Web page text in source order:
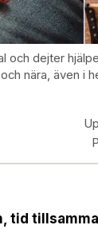
och dejter
nära, även i
tid